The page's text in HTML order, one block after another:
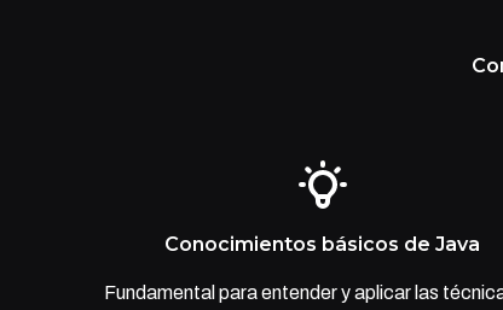
Conocimientos básicos de Java
Fundamental para entender y aplicar las